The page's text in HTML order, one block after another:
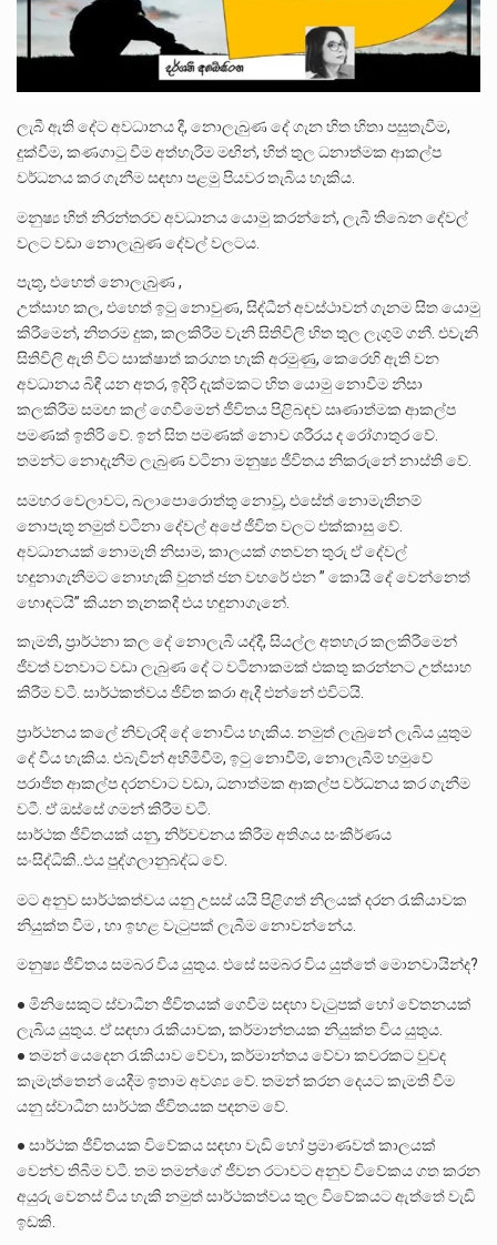
ලැබී ඇති දේට අවධානය දී, නොලැබුණ දේ ගැන හිත හිතා පසුතැවීම,
දුක්වීම, කණගාටු වීම අත්හැරීම මඟින්, හිත් තුල ධනාත්මක ආකල්ප
වර්ධනය කර ගැනීම සඳහා පළමු පියවර තැබිය හැකිය.
මනුෂ්‍ය හිත් නිරන්තරව අවධානය යොමු කරන්නේ, ලැබී තිබෙන දේවල්
වලට වඩා නොලැබුණ දේවල් වලටය.
පැතූ, එහෙත් නොලැබුණ ,
උත්සාහ කල, එහෙත් ඉටු නොවුණ, සිද්ධීන් අවස්ථාවන් ගැනම සිත යොමු
කිරීමෙන්, නිතරම දුක, කලකිරීම වැනි සිතිවිලි හිත තුල ලැගුම් ගනී. එවැනි
සිතිවිලි ඇති විට සාක්ෂාත් කරගත හැකි අරමුණු, කෙරෙහි ඇති වන
අවධානය බිඳී යන අතර, ඉදිරි දැක්මකට හිත යොමු නොවීම නිසා
කලකිරීම සමඟ කල් ගෙවීමෙන් ජීවිතය පිළිබඳව ඍණාත්මක ආකල්ප
පමණක් ඉතිරි වේ. ඉන් සිත පමණක් නොව ශරීරය ද රෝගාතුර වේ.
තමන්ට නොදැනීම ලැබුණ වටිනා මනුෂ්‍ය ජීවිතය නිකරුනේ නාස්ති වේ.
සමහර වෙලාවට, බලාපොරොත්තු නොවූ, එසේත් නොමැතිනම්
නොපැතූ නමුත් වටිනා දේවල් අපේ ජීවිත වලට එක්කාසු වේ.
අවධානයක් නොමැති නිසාම, කාලයක් ගතවන තුරු ඒ දේවල්
හඳුනාගැනීමට නොහැකි වුනත් ජන වහරේ එන ” කොයි දේ වෙන්නෙත්
හොඳටයි” කියන තැනකදී එය හඳුනාගැනේ.
කැමති, ප්‍රාර්ථනා කල දේ නොලැබී යද්දී, සියල්ල අතහැර කලකිරීමෙන්
ජීවත් වනවාට වඩා ලැබුණ දේ ට වටිනාකමක් එකතු කරන්නට උත්සාහ
කිරීම වටී. සාර්ථකත්වය ජීවිත කරා ඇදී එන්නේ එවිටයි.
ප්‍රාර්ථනය කලේ නිවැරදි දේ නොවිය හැකිය. නමුත් ලැබුනේ ලැබිය යුතුම
දේ වීය හැකිය. එබැවින් අහිමිවීම්, ඉටු නොවීම්, නොලැබීම් හමුවේ
පරාජිත ආකල්ප දරනවාට වඩා, ධනාත්මක ආකල්ප වර්ධනය කර ගැනීම
වටී. ඒ ඔස්සේ ගමන් කිරීම වටී.
සාර්ථක ජීවිතයක් යනු, නිර්වචනය කිරීම අතිශය සංකීර්ණය
සංසිද්ධිකි..එය පුද්ගලානුබද්ධ වේ.
මට අනුව සාර්ථකත්වය යනු උසස් යයි පිළිගත් නිලයක් දරන රැකියාවක
නියුක්ත වීම , හා ඉහළ වැටුපක් ලැබීම නොවන්නේය.
මනුෂ්‍ය ජීවිතය සමබර විය යුතුය. එසේ සමබර විය යුත්තේ මොනවායින්ද?
● මිනිසෙකුට ස්වාධීන ජීවිතයක් ගෙවීම සඳහා වැටුපක් හෝ වේතනයක්
ලැබිය යුතුය. ඒ සඳහා රැකියාවක, කර්මාන්තයක නියුක්ත විය යුතුය.
● තමන් යෙදෙන රැකියාව වේවා, කර්මාන්තය වේවා කවරකට වුවද
කැමැත්තෙන් යෙදීම ඉතාම අවශ්‍ය වේ. තමන් කරන දෙයට කැමති වීම
යනු ස්වාධීන සාර්ථක ජීවිතයක පදනම වේ.
● සාර්ථක ජීවිතයක විවේකය සඳහා වැඩි හෝ ප්‍රමාණවත් කාලයක්
වෙන්ව තිබීම වටී. තම තමන්ගේ ජීවන රටාවට අනුව විවේකය ගත කරන
අයුරු වෙනස් විය හැකි නමුත් සාර්ථකත්වය තුල විවේකයට ඇත්තේ වැඩි
ඉඩකි.